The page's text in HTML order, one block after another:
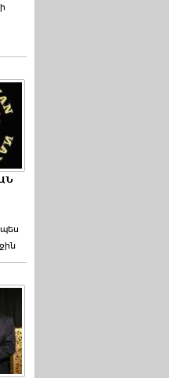
նախագահը չի տիրապետում